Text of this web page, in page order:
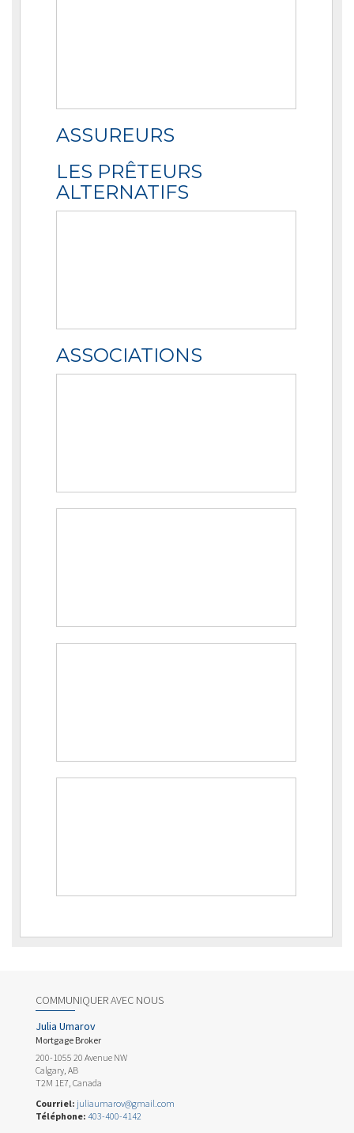
ASSUREURS
LES PRÊTEURS
ALTERNATIFS
ASSOCIATIONS
COMMUNIQUER AVEC NOUS
Julia Umarov
Mortgage Broker
200-1055 20 Avenue NW
Calgary, AB
T2M 1E7, Canada
Courriel: juliaumarov@gmail.com
Téléphone: 403-400-4142